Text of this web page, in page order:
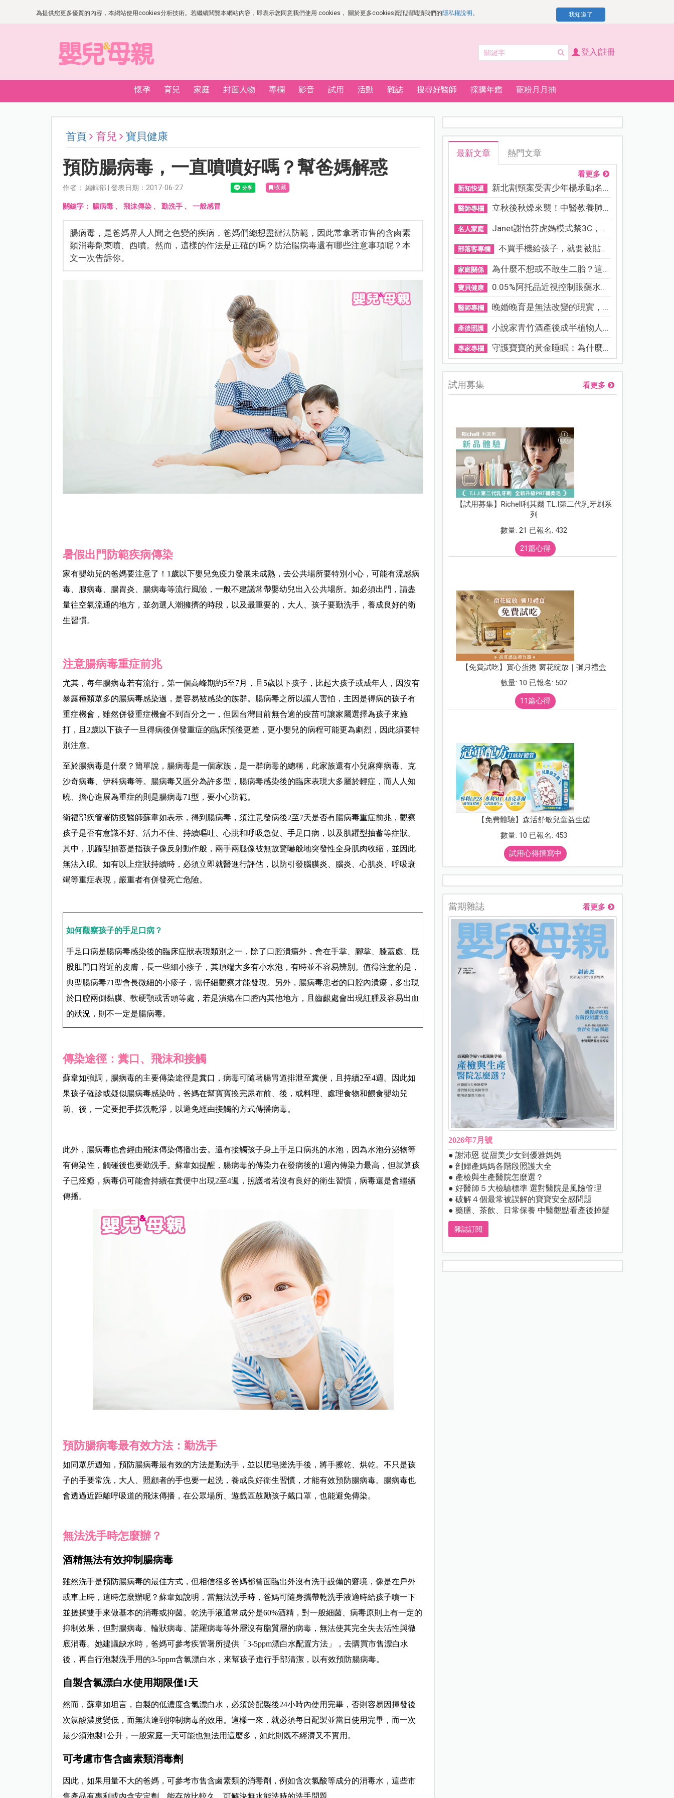
為提供您更多優質的內容，本網站使用cookies分析技術。若繼續閱覽本網站內容，即表示您同意我們使用 cookies， 關於更多cookies資訊請閱讀我們的隱私權說明 。 我知道了
登入|註冊
懷孕 育兒 家庭 封面人物 專欄 影音 試用 活動 雜誌 搜尋好醫師 採購年鑑 寵粉月月抽
首頁 育兒 寶貝健康
預防腸病毒，一直噴噴好嗎？幫爸媽解惑
作者： 編輯部 | 發表日期：2017-06-27 收藏
關鍵字： 腸病毒、 飛沫傳染、 勤洗手、 一般感冒
腸病毒，是爸媽界人人聞之色變的疾病，爸媽們總想盡辦法防範，因此常拿著市售的含鹵素
類消毒劑東噴、西噴。然而，這樣的作法是正確的嗎？防治腸病毒還有哪些注意事項呢？本
文一次告訴你。
暑假出門防範疾病傳染
家有嬰幼兒的爸媽要注意了！1歲以下嬰兒免疫力發展未成熟，去公共場所要特別小心，可能有流感病
毒、腺病毒、腸胃炎、腸病毒等流行風險，一般不建議常帶嬰幼兒出入公共場所。如必須出門，請盡
量往空氣流通的地方，並勿選人潮擁擠的時段，以及最重要的，大人、孩子要勤洗手，養成良好的衛
生習慣。
注意腸病毒重症前兆
尤其，每年腸病毒若有流行，第一個高峰期約5至7月，且5歲以下孩子，比起大孩子或成年人，因沒有
暴露種類眾多的腸病毒感染過，是容易被感染的族群。腸病毒之所以讓人害怕，主因是得病的孩子有
重症機會，雖然併發重症機會不到百分之一，但因台灣目前無合適的疫苗可讓家屬選擇為孩子來施
打，且2歲以下孩子一旦得病後併發重症的臨床預後更差，更小嬰兒的病程可能更為劇烈，因此須要特
別注意。
至於腸病毒是什麼？簡單說，腸病毒是一個家族，是一群病毒的總稱，此家族還有小兒麻痺病毒、克
沙奇病毒、伊科病毒等。腸病毒又區分為許多型，腸病毒感染後的臨床表現大多屬於輕症，而人人知
曉、擔心進展為重症的則是腸病毒71型，要小心防範。
衛福部疾管署防疫醫師蘇韋如表示，得到腸病毒，須注意發病後2至7天是否有腸病毒重症前兆，觀察
孩子是否有意識不好、活力不佳、持續嘔吐、心跳和呼吸急促、手足口病，以及肌躍型抽蓄等症狀。
其中，肌躍型抽蓄是指孩子像反射動作般，兩手兩腿像被無故驚嚇般地突發性全身肌肉收縮，並因此
無法入眠。如有以上症狀持續時，必須立即就醫進行評估，以防引發腦膜炎、腦炎、心肌炎、呼吸衰
竭等重症表現，嚴重者有併發死亡危險。
如何觀察孩子的手足口病？
手足口病是腸病毒感染後的臨床症狀表現類別之一，除了口腔潰瘍外，會在手掌、腳掌、膝蓋處、屁
股肛門口附近的皮膚，長一些細小疹子，其頂端大多有小水泡，有時並不容易辨別。值得注意的是，
典型腸病毒71型會長微細的小疹子，需仔細觀察才能發現。另外，腸病毒患者的口腔內潰瘍，多出現
於口腔兩側黏膜、軟硬顎或舌頭等處，若是潰瘍在口腔內其他地方，且齒齦處會出現紅腫及容易出血
的狀況，則不一定是腸病毒。
傳染途徑：糞口、飛沫和接觸
蘇韋如強調，腸病毒的主要傳染途徑是糞口，病毒可隨著腸胃道排泄至糞便，且持續2至4週。因此如
果孩子確診或疑似腸病毒感染時，爸媽在幫寶寶換完尿布前、後，或料理、處理食物和餵食嬰幼兒
前、後，一定要把手搓洗乾淨，以避免經由接觸的方式傳播病毒。
此外，腸病毒也會經由飛沫傳染傳播出去。還有接觸孩子身上手足口病兆的水泡，因為水泡分泌物等
有傳染性，觸碰後也要勤洗手。蘇韋如提醒，腸病毒的傳染力在發病後的1週內傳染力最高，但就算孩
子已痊癒，病毒仍可能會持續在糞便中出現2至4週，照護者若沒有良好的衛生習慣，病毒還是會繼續
傳播。
預防腸病毒最有效方法：勤洗手
如同眾所週知，預防腸病毒最有效的方法是勤洗手，並以肥皂搓洗手後，將手擦乾、烘乾。不只是孩
子的手要常洗，大人、照顧者的手也要一起洗，養成良好衛生習慣，才能有效預防腸病毒。腸病毒也
會透過近距離呼吸道的飛沫傳播，在公眾場所、遊戲區鼓勵孩子戴口罩，也能避免傳染。
無法洗手時怎麼辦？
酒精無法有效抑制腸病毒
雖然洗手是預防腸病毒的最佳方式，但相信很多爸媽都曾面臨出外沒有洗手設備的窘境，像是在戶外
或車上時，這時怎麼辦呢？蘇韋如說明，當無法洗手時，爸媽可隨身攜帶乾洗手液適時給孩子噴一下
並搓揉雙手來做基本的消毒或抑菌。乾洗手液通常成分是60%酒精，對一般細菌、病毒原則上有一定的
抑制效果，但對腸病毒、輪狀病毒、諾羅病毒等外層沒有脂質層的病毒，無法使其完全失去活性與徹
底消毒。她建議缺水時，爸媽可參考疾管署所提供「3-5ppm漂白水配置方法」，去購買市售漂白水
後，再自行泡製洗手用的3-5ppm含氯漂白水，來幫孩子進行手部清潔，以有效預防腸病毒。
自製含氯漂白水使用期限僅1天
然而，蘇韋如坦言，自製的低濃度含氯漂白水，必須於配製後24小時內使用完畢，否則容易因揮發後
次氯酸濃度變低，而無法達到抑制病毒的效用。這樣一來，就必須每日配製並當日使用完畢，而一次
最少須泡製1公升，一般家庭一天可能也無法用這麼多，如此則既不經濟又不實用。
可考慮市售含鹵素類消毒劑
因此，如果用量不大的爸媽，可參考市售含鹵素類的消毒劑，例如含次氯酸等成分的消毒水，這些市
售產品有專利或內含安定劑，能存放比較久，可解決無水能洗時的洗手問題。
最新文章 熱門文章
看更多
新知快遞 新北割頸案受害少年楊承勳名...
醫師專欄 立秋後秋燥來襲！中醫教養肺...
名人家庭 Janet謝怡芬虎媽模式禁3C，看...
部落客專欄 不買手機給孩子，就要被貼「...
家庭關係 為什麼不想或不敢生二胎？這8...
寶貝健康 0.05%阿托品近視控制眼藥水納...
醫師專欄 晚婚晚育是無法改變的現實，...
產後照護 小說家青竹酒產後成半植物人...
專家專欄 守護寶寶的黃金睡眠：為什麼...
試用募集 看更多
【試用募集】Richell利其爾 T.L.I第二代乳牙刷系
列
數量: 21 已報名: 432
21篇心得
【免費試吃】實心蛋捲 窗花綻放｜彌月禮盒
數量: 10 已報名: 502
11篇心得
【免費體驗】森活舒敏兒童益生菌
數量: 10 已報名: 453
試用心得撰寫中
當期雜誌 看更多
2026年7月號
● 謝沛恩 從甜美少女到優雅媽媽
● 剖婦產媽媽各階段照護大全
● 產檢與生產醫院怎麼選？
● 好醫師５大檢驗標準 選對醫院是風險管理
● 破解４個最常被誤解的寶寶安全感問題
● 藥膳、茶飲、日常保養 中醫觀點看產後掉髮
雜誌訂閱